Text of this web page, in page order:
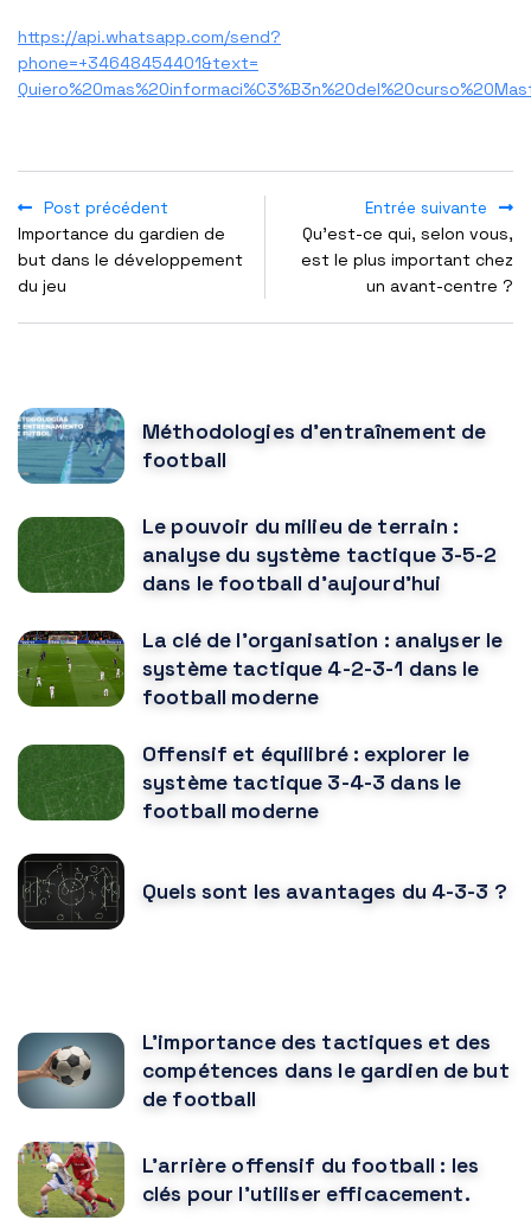
https://api.whatsapp.com/send?
phone=+34648454401&text=
Post précédent
Importance du gardien de
but dans le développement
du jeu
Entrée suivante
Qu’est-ce qui, selon vous,
est le plus important chez
un avant-centre ?
Méthodologies d'entraînement de
football
Le pouvoir du milieu de terrain :
analyse du système tactique 3-5-2
dans le football d'aujourd'hui
La clé de l'organisation : analyser le
système tactique 4-2-3-1 dans le
football moderne
Offensif et équilibré : explorer le
système tactique 3-4-3 dans le
football moderne
Quels sont les avantages du 4-3-3 ?
L'importance des tactiques et des
compétences dans le gardien de but
de football
L’arrière offensif du football : les
clés pour l’utiliser efficacement.